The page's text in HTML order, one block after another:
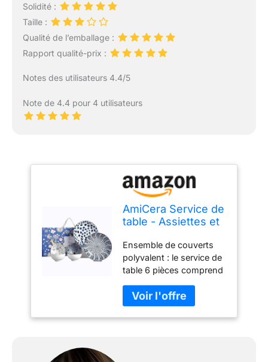
Solidité :
Taille :
Qualité de l’emballage :
Rapport qualité-prix :
Notes des utilisateurs 4.4/5
Note de 4.4 pour 4 utilisateurs
AmiCera Service de
table - Assiettes et
bleue et blanche -
Service de table -
Service de table
chinois japonais -
20 cm - Assiettes
plates pour 2 et
bols à céréales de
Ensemble de couverts
polyvalent : le service de
table 6 pièces comprend
diamètre de 20 cm et 4
bols à dessert d'une
capacité de 300 ml.